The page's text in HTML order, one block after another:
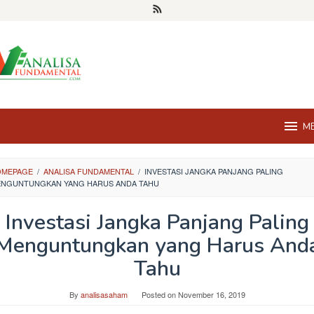
/ ANALISA FUNDAMENTAL / INVESTASI JANGKA PANJANG PALING
YANG HARUS ANDA TAHU
Investasi Jangka Panjang Paling
yang Harus
Tahu
By analisasaham Posted onNovember 16, 2019